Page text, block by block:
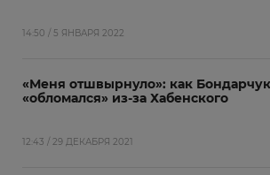
14:50 / 5 ЯНВАРЯ 2022
«Меня отшвырнуло»: как Бондарчук
«обломался» из-за Хабенского
12:43 / 29 ДЕКАБРЯ 2021